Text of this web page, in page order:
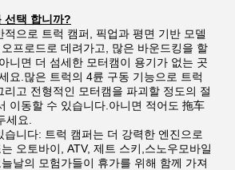
선택 합니까?
적으로 트럭 캠퍼, 픽업과 평면 기반 모델
프로드로 데려가고, 많은 바운드킹을 할
니면 더 섬세한 모터캠이 용기가 없는 곳
요.많은 트럭의 4륜 구동 기능으로 트럭
리고 전형적인 모터캠을 파괴할 정도의 절
이동할 수 있습니다.아니면 적어도 拖车
세요.
습니다: 트럭 캠퍼는 더 강력한 엔진으로
오토바이, ATV, 제트 스키,스노우모바일
날의 모험가들이 휴가를 위해 함께 가져